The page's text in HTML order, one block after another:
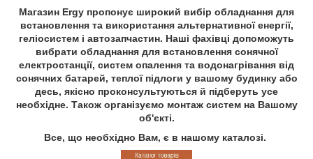
Магазин Ergy пропонує широкий вибір обладнання для
встановлення та використання альтернативної енергії,
геліосистем і автозапчастин. Наші фахівці допоможуть
вибрати обладнання для встановлення сонячної
електростанції, систем опалення та водонагрівання від
сонячних батарей, теплої підлоги у вашому будинку або
десь, якісно проконсультуються й підберуть усе
необхідне. Також організуємо монтаж систем на Вашому
об'єкті.
Все, що необхідно Вам, є в нашому каталозі.